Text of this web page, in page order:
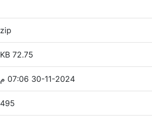
zip
72.75 KB
30-11-2024 07:06 م
495